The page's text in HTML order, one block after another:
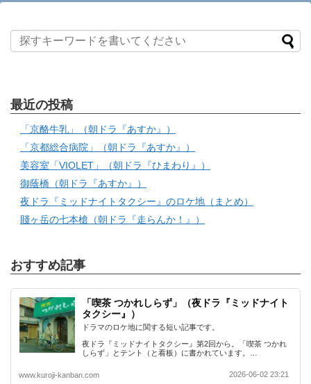
最近の投稿
「京酪牛乳」（朝ドラ『あすか』）
「京都総合病院」（朝ドラ『あすか』）
美容室「VIOLET」（朝ドラ『ひまわり』）
御蔭橋（朝ドラ『あすか』）
夜ドラ『ミッドナイトタクシー』のロケ地（まとめ）
賤ヶ岳の七本槍（朝ドラ『走らんか！』）
おすすめ記事
「喫茶 つかれしらず」（夜ドラ『ミッドナイト
タクシー』）
ドラマのロケ地に関する短い記事です。
夜ドラ『ミッドナイトタクシー』第2回から。「喫茶 つかれ
しらず」とテント（と看板）に書かれています。…
www.kuroji-kanban.com 2026-06-02 23:21